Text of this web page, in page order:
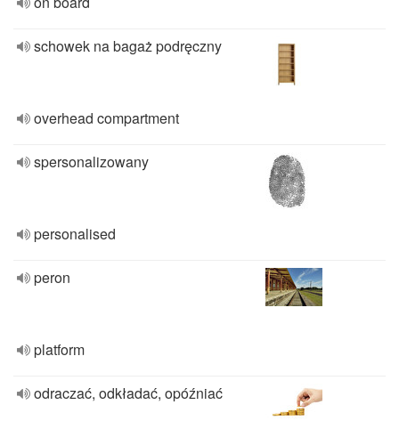
schowek na bagaż podręczny
overhead compartment
spersonalizowany
personalised
peron
platform
odraczać, odkładać, opóźniać